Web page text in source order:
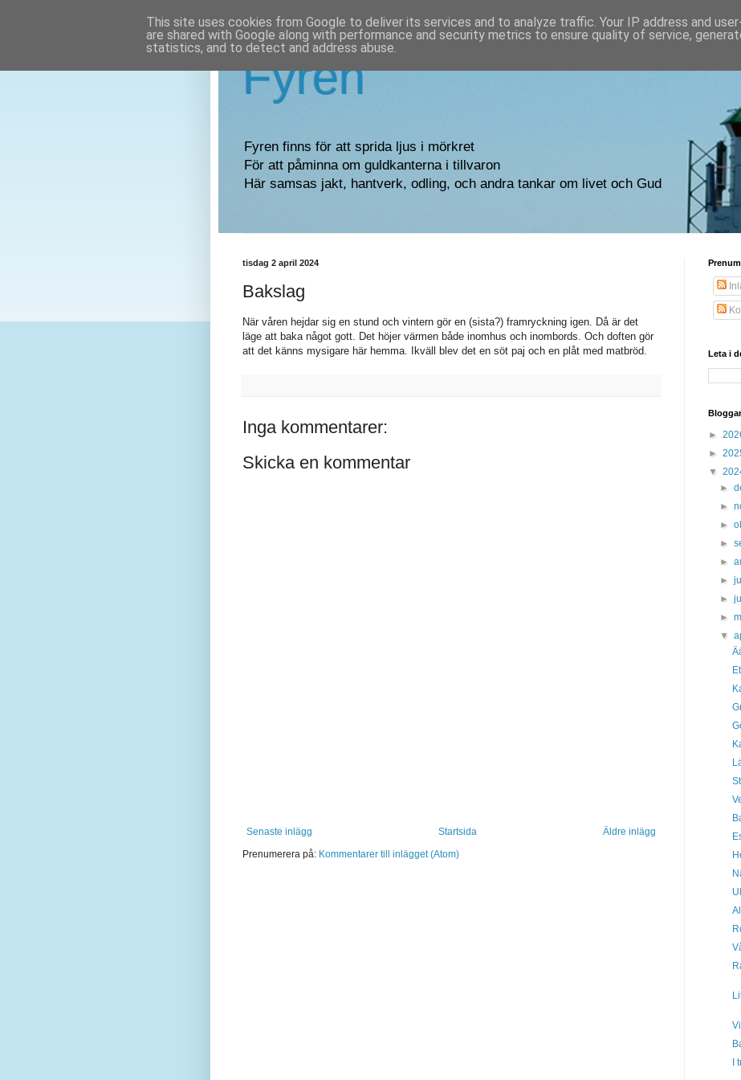
Fyren
Fyren finns för att sprida ljus i mörkret
För att påminna om guldkanterna i tillvaron
Här samsas jakt, hantverk, odling, och andra tankar om livet och Gud
tisdag 2 april 2024
Bakslag
När våren hejdar sig en stund och vintern gör en (sista?) framryckning igen. Då är det
läge att baka något gott. Det höjer värmen både inomhus och inombords. Och doften gör
att det känns mysigare här hemma. Ikväll blev det en söt paj och en plåt med matbröd.
Inga kommentarer:
Skicka en kommentar
Senaste inlägg Äldre inlägg
Startsida
Prenumerera på: Kommentarer till inlägget (Atom)
Leta i
►
►
▼
►
►
►
►
►
►
►
►
▼
I
This site uses cookies from Google to deliver its services and to analyze traffic. Your IP address and
are shared with Google along with performance and security metrics to ensure quality of service,
statistics, and to detect and address abuse.